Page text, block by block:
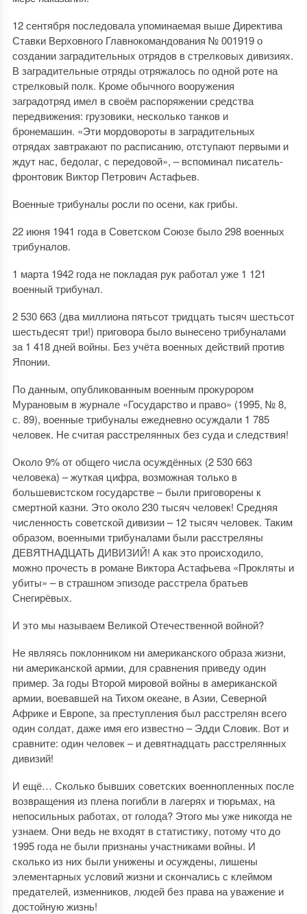
12 сентября последовала упоминаемая выше Директива
Ставки Верховного Главнокомандования № 001919 о
создании заградительных отрядов в стрелковых дивизиях.
В заградительные отряды отряжалось по одной роте на
стрелковый полк. Кроме обычного вооружения
заградотряд имел в своём распоряжении средства
передвижения: грузовики, несколько танков и
бронемашин. «Эти мордовороты в заградительных
отрядах завтракают по расписанию, отступают первыми и
ждут нас, бедолаг, с передовой», – вспоминал писатель-
фронтовик Виктор Петрович Астафьев.
Военные трибуналы росли по осени, как грибы.
22 июня 1941 года в Советском Союзе было 298 военных
трибуналов.
1 марта 1942 года не покладая рук работал уже 1 121
военный трибунал.
2 530 663 (два миллиона пятьсот тридцать тысяч шестьсот
шестьдесят три!) приговора было вынесено трибуналами
за 1 418 дней войны. Без учёта военных действий против
Японии.
По данным, опубликованным военным прокурором
Мурановым в журнале «Государство и право» (1995, № 8,
с. 89), военные трибуналы ежедневно осуждали 1 785
человек. Не считая расстрелянных без суда и следствия!
Около 9% от общего числа осуждённых (2 530 663
человека) – жуткая цифра, возможная только в
большевистском государстве – были приговорены к
смертной казни. Это около 230 тысяч человек! Средняя
численность советской дивизии – 12 тысяч человек. Таким
образом, военными трибуналами были расстреляны
ДЕВЯТНАДЦАТЬ ДИВИЗИЙ! А как это происходило,
можно прочесть в романе Виктора Астафьева «Прокляты и
убиты» – в страшном эпизоде расстрела братьев
Снегирёвых.
И это мы называем Великой Отечественной войной?
Не являясь поклонником ни американского образа жизни,
ни американской армии, для сравнения приведу один
пример. За годы Второй мировой войны в американской
армии, воевавшей на Тихом океане, в Азии, Северной
Африке и Европе, за преступления был расстрелян всего
один солдат, даже имя его известно – Эдди Словик. Вот и
сравните: один человек – и девятнадцать расстрелянных
дивизий!
И ещё… Сколько бывших советских военнопленных после
возвращения из плена погибли в лагерях и тюрьмах, на
непосильных работах, от голода? Этого мы уже никогда не
узнаем. Они ведь не входят в статистику, потому что до
1995 года не были признаны участниками войны. И
сколько из них были унижены и осуждены, лишены
элементарных условий жизни и скончались с клеймом
предателей, изменников, людей без права на уважение и
достойную жизнь!